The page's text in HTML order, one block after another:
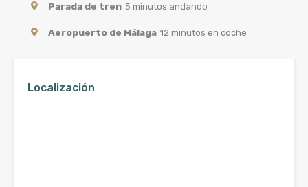
Parada de tren 5 minutos andando
Aeropuerto de Málaga 12 minutos en coche
Localización